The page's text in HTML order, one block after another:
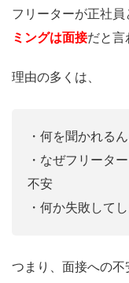
フリーターが正社員
ミングは面接だと言
理由の多くは、
・何を聞かれる
・なぜフリータ
不安
・何か失敗して
つまり、面接への